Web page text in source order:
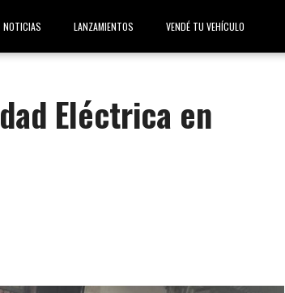
NOTICIAS LANZAMIENTOS VENDÉ TU VEHÍCULO
Eléctrica en